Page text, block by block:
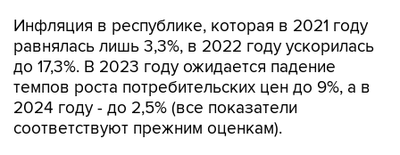
Инфляция в республике, которая в 2021 году
равнялась лишь 3,3%, в 2022 году ускорилась
до 17,3%. В 2023 году ожидается падение
темпов роста потребительских цен до 9%, а в
2024 году - до 2,5% (все показатели
соответствуют прежним оценкам).